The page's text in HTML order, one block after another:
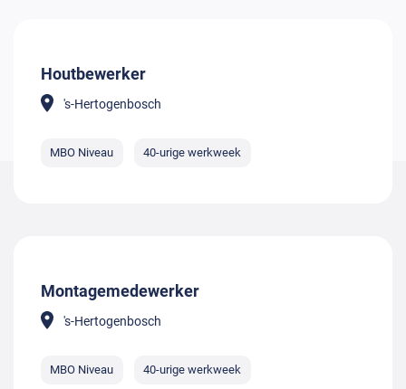
Houtbewerker
's-Hertogenbosch
MBO Niveau 40-urige werkweek
Montagemedewerker
's-Hertogenbosch
MBO Niveau 40-urige werkweek